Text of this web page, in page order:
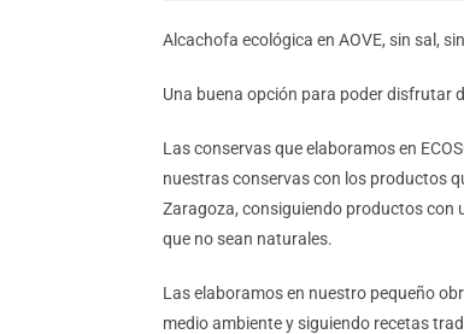
Alcachofa ecológica en AOVE, sin sal,
Una buena opción para poder disfrutar
Las conservas que elaboramos en
nuestras conservas con los productos
Zaragoza, consiguiendo productos con
que no sean naturales.
Las elaboramos en nuestro pequeño
medio ambiente y siguiendo recetas